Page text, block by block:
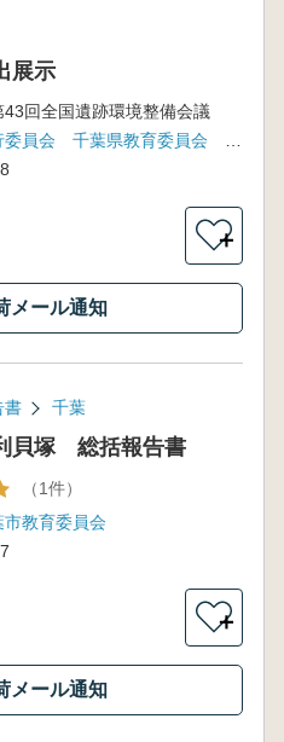
展示
43回全国遺跡環境整備会議
＋
メール通知
書 千葉
貝塚 総括報告書
（1件）
市教育委員会
＋
メール通知